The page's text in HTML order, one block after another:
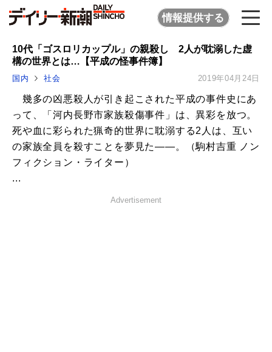
情報提供する
10代「ゴスロリカップル」の親殺し 2人が耽溺した虚
構の世界とは…【平成の怪事件簿】
国内 社会 2019年04月24日
幾多の凶悪殺人が引き起こされた平成の事件史にあ
って、「河内長野市家族殺傷事件」は、異彩を放つ。
死や血に彩られた猟奇的世界に耽溺する2人は、互い
の家族全員を殺すことを夢見た――。（駒村吉重 ノン
フィクション・ライター）
...
Advertisement